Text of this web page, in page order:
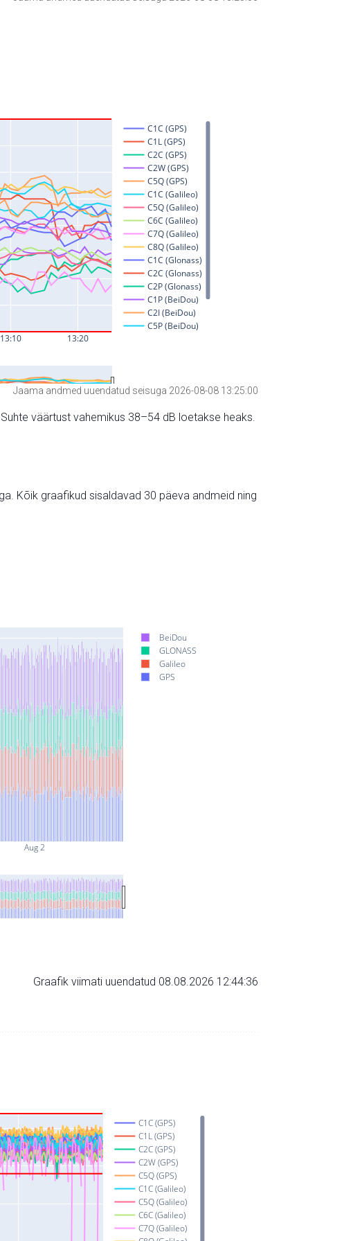
Jaama andmed uuendatud seisuga 2026-08-08 13:25:00
väärtust vahemikus 38–54 dB loetakse heaks.
Kõik graafikud sisaldavad 30 päeva andmeid ning
Aug 2
BeiDou
GLONASS
Galileo
GPS
Graafik viimati uuendatud 08.08.2026 12:44:36
C1C (GPS)
C1L (GPS)
C2C (GPS)
C2W (GPS)
C5Q (GPS)
C1C (Galileo)
C5Q (Galileo)
C6C (Galileo)
C7Q (Galileo)